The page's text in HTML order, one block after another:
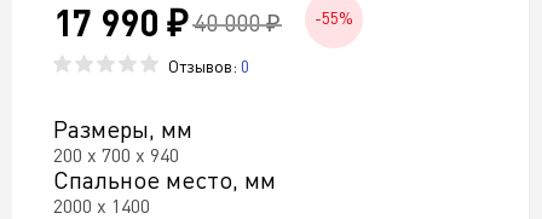
17 990 ₽ 40 000 ₽ -55%
Отзывов: 0
Размеры, мм
200 х 700 х 940
Спальное место, мм
2000 х 1400